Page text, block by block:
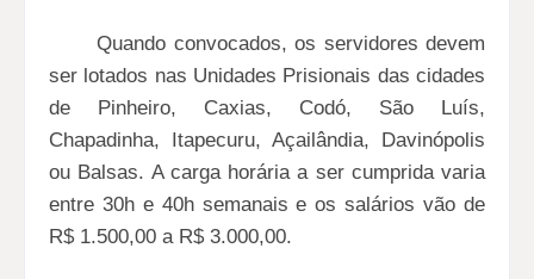
Quando convocados, os servidores devem
ser lotados nas Unidades Prisionais das cidades
de Pinheiro, Caxias, Codó, São Luís,
Chapadinha, Itapecuru, Açailândia, Davinópolis
ou Balsas. A carga horária a ser cumprida varia
entre 30h e 40h semanais e os salários vão de
R$ 1.500,00 a R$ 3.000,00.